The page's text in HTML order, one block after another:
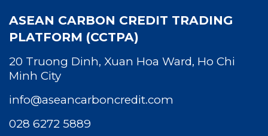
ASEAN CARBON CREDIT TRADING
PLATFORM (CCTPA)
20 Truong Dinh, Xuan Hoa Ward, Ho Chi
Minh City
info@aseancarboncredit.com
028 6272 5889